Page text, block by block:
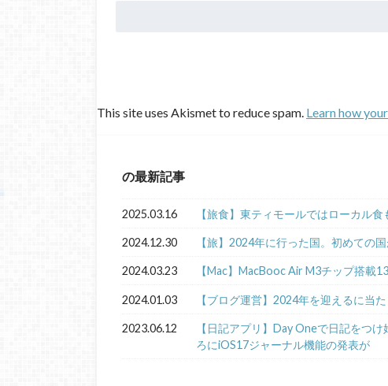
This site uses Akismet to reduce spam. Learn how
の最新記事
2025.03.16 【旅食】東ティモールではローカル
2024.12.30 【旅】2024年に行った国。初めての
2024.03.23 【Mac】MacBooc Air M3チップ搭載
2024.01.03 【ブログ運営】2024年を迎えるに当
2023.06.12
【日記アプリ】Day Oneで日記をつ
ろにiOS17ジャーナル機能の発表が